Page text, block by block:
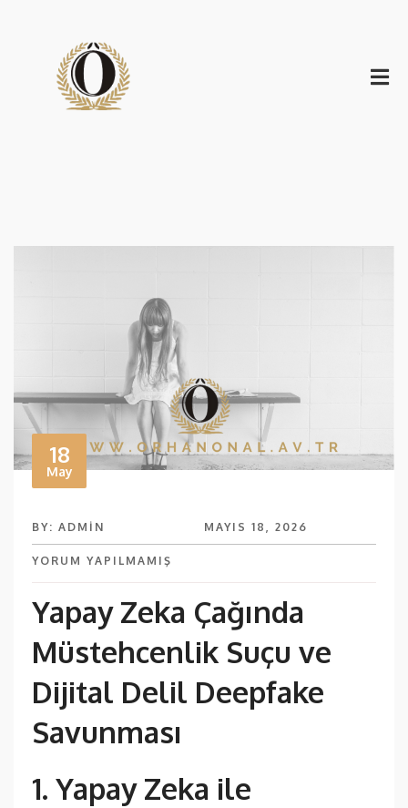
18
May
BY: ADMIN MAYIS 18, 2026
YORUM YAPILMAMIŞ
Yapay Zeka Çağında
Müstehcenlik Suçu ve
Dijital Delil Deepfake
Savunması
1. Yapay Zeka ile